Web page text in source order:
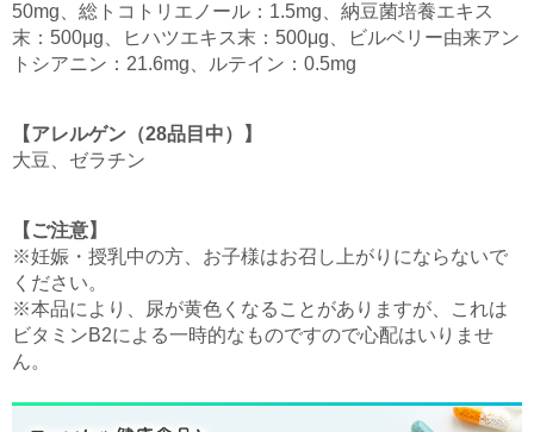
50mg、総トコトリエノール：1.5mg、納豆菌培養エキス
末：500μg、ヒハツエキス末：500μg、ビルベリー由来アン
トシアニン：21.6mg、ルテイン：0.5mg
【アレルゲン（28品目中）】
大豆、ゼラチン
【ご注意】
※妊娠・授乳中の方、お子様はお召し上がりにならないで
ください。
※本品により、尿が黄色くなることがありますが、これは
ビタミンB2による一時的なものですので心配はいりませ
ん。